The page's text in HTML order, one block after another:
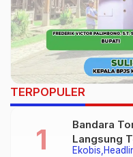
TERPOPULER
Ekobis
Bandara
Langsung